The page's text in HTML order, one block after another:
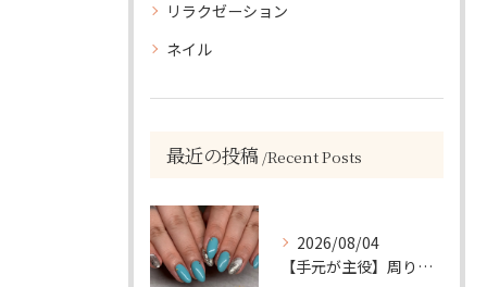
リラクゼーション
ネイル
最近の投稿 Recent Posts
2026/08/04
【手元が主役】周りと差がつく！ターコイズ×シルバーラメのアクセントネイル